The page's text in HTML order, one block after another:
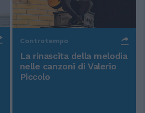
Controtempo
La rinascita della melodia
nelle canzoni di Valerio
Piccolo